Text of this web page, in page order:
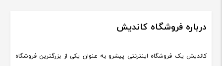
درباره فروشگاه کاندیش
کاندیش یک فروشگاه اینترنتی پیشرو به عنوان یکی از بزرگترین فروشگاه